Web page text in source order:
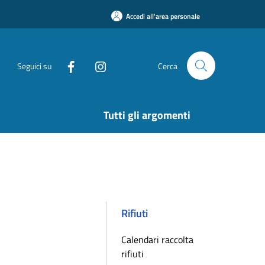
Accedi all'area personale
Seguici su Cerca
Tutti gli argomenti
Rifiuti
Calendari raccolta
rifiuti